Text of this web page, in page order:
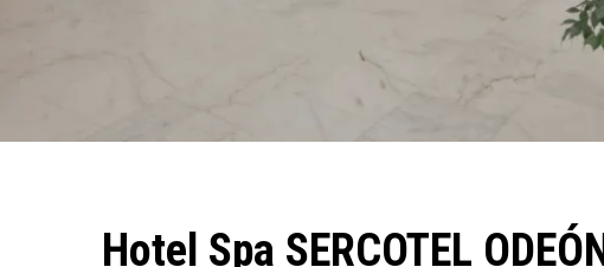
Hotel Spa SERCOTEL ODEÓN